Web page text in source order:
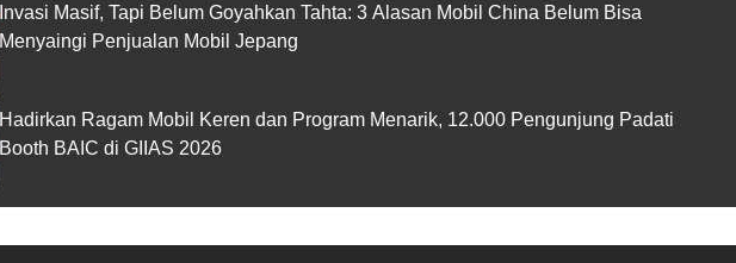
Invasi Masif, Tapi Belum Goyahkan Tahta: 3 Alasan Mobil China Belum Bisa
Menyaingi Penjualan Mobil Jepang
Hadirkan Ragam Mobil Keren dan Program Menarik, 12.000 Pengunjung Padati
Booth BAIC di GIIAS 2026